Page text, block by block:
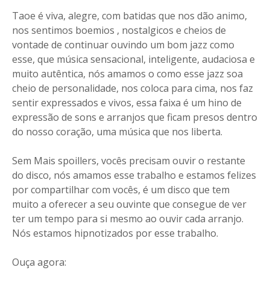
Taoe é viva, alegre, com batidas que nos dão animo,
nos sentimos boemios , nostalgicos e cheios de
vontade de continuar ouvindo um bom jazz como
esse, que música sensacional, inteligente, audaciosa e
muito autêntica, nós amamos o como esse jazz soa
cheio de personalidade, nos coloca para cima, nos faz
sentir expressados e vivos, essa faixa é um hino de
expressão de sons e arranjos que ficam presos dentro
do nosso coração, uma música que nos liberta.
Sem Mais spoillers, vocês precisam ouvir o restante
do disco, nós amamos esse trabalho e estamos felizes
por compartilhar com vocês, é um disco que tem
muito a oferecer a seu ouvinte que consegue de ver
ter um tempo para si mesmo ao ouvir cada arranjo.
Nós estamos hipnotizados por esse trabalho.
Ouça agora: